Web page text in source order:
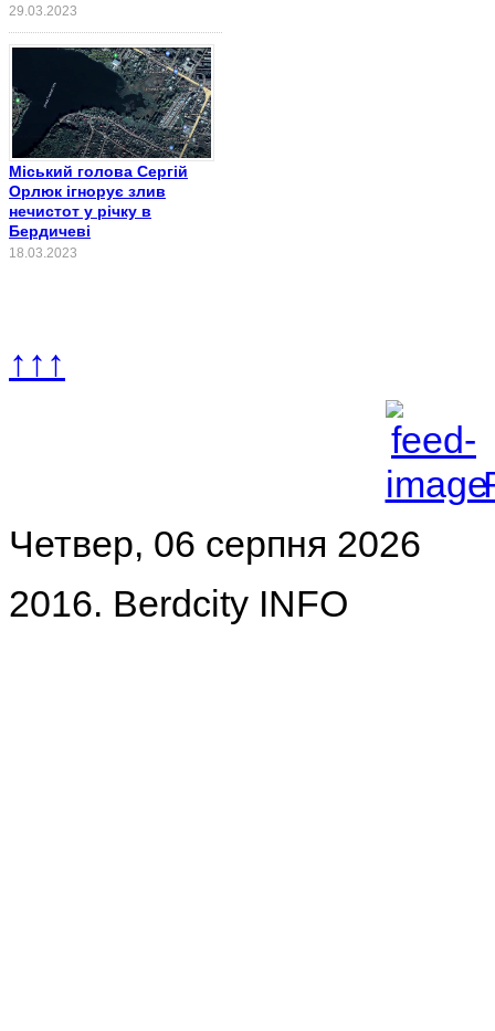
29.03.2023
Міський голова Сергій
Орлюк ігнорує злив
нечистот у річку в
Бердичеві
18.03.2023
↑↑↑
Четвер, 06 серпня 2026
2016. Berdcity INFO